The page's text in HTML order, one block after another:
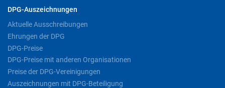
DPG-Auszeichnungen
Aktuelle Ausschreibungen
Ehrungen der DPG
DPG-Preise
DPG-Preise mit anderen Organisationen
Preise der DPG-Vereinigungen
Auszeichnungen mit DPG-Beteiligung